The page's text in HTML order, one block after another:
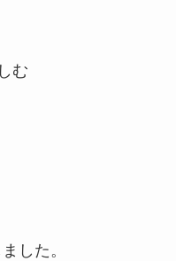
む
した。